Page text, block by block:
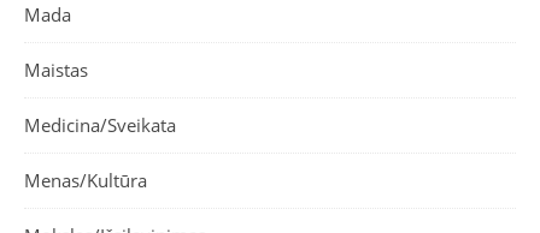
Mada
Maistas
Medicina/Sveikata
Menas/Kultūra